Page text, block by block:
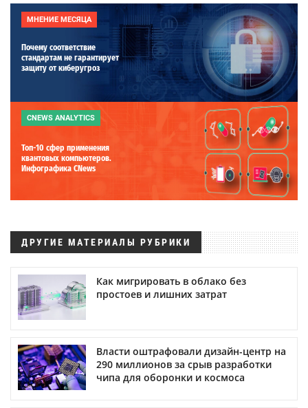
МНЕНИЕ МЕСЯЦА
Почему соответствие
стандартам не гарантирует
защиту от киберугроз
CNEWS ANALYTICS
Топ-10 сфер применения
квантовых компьютеров.
Инфографика CNews
ДРУГИЕ МАТЕРИАЛЫ РУБРИКИ
Как мигрировать в облако без
простоев и лишних затрат
Власти оштрафовали дизайн-центр на
290 миллионов за срыв разработки
чипа для оборонки и космоса